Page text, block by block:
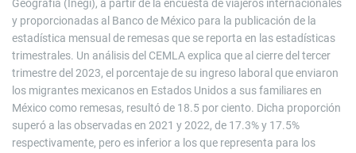
Geografía (Inegi), a partir de la encuesta de viajeros internacionales
y proporcionadas al Banco de México para la publicación de la
estadística mensual de remesas que se reporta en las estadísticas
trimestrales. Un análisis del CEMLA explica que al cierre del tercer
trimestre del 2023, el porcentaje de su ingreso laboral que enviaron
los migrantes mexicanos en Estados Unidos a sus familiares en
México como remesas, resultó de 18.5 por ciento. Dicha proporción
superó a las observadas en 2021 y 2022, de 17.3% y 17.5%
respectivamente, pero es inferior a los que representa para los